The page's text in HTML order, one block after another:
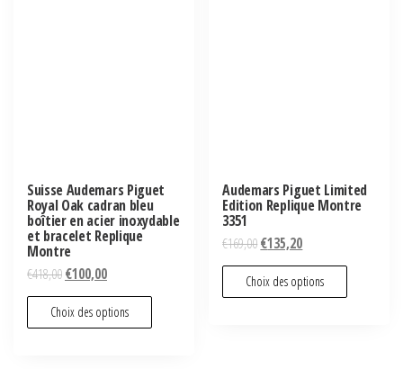
Suisse Audemars Piguet
Royal Oak cadran bleu
boîtier en acier inoxydable
et bracelet Replique
Montre
€418,00€100,00
Choix des options
Audemars Piguet Limited
Edition Replique Montre
3351
€169,00€135,20
Choix des options